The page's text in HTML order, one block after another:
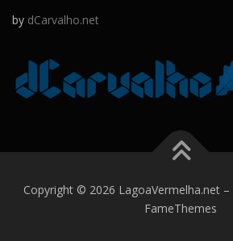
by dCarvalho.net
Copyright © 2026 LagoaVermelha.net –
FameThemes